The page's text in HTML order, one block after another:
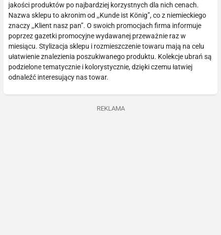
jakości produktów po najbardziej korzystnych dla nich cenach.
Nazwa sklepu to akronim od ,,Kunde ist König”, co z niemieckiego
znaczy ,,Klient nasz pan”. O swoich promocjach firma informuje
poprzez gazetki promocyjne wydawanej przeważnie raz w
miesiącu. Stylizacja sklepu i rozmieszczenie towaru mają na celu
ułatwienie znalezienia poszukiwanego produktu. Kolekcje ubrań są
podzielone tematycznie i kolorystycznie, dzięki czemu łatwiej
odnaleźć interesujący nas towar.
REKLAMA